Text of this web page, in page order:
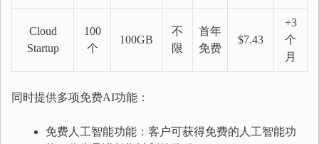
Cloud
Startup
100
个
100GB
不
限
首年
免费
$7.43
+3
个
月
同时提供多项免费AI功能：
免费人工智能功能：客户可获得免费的人工智能功